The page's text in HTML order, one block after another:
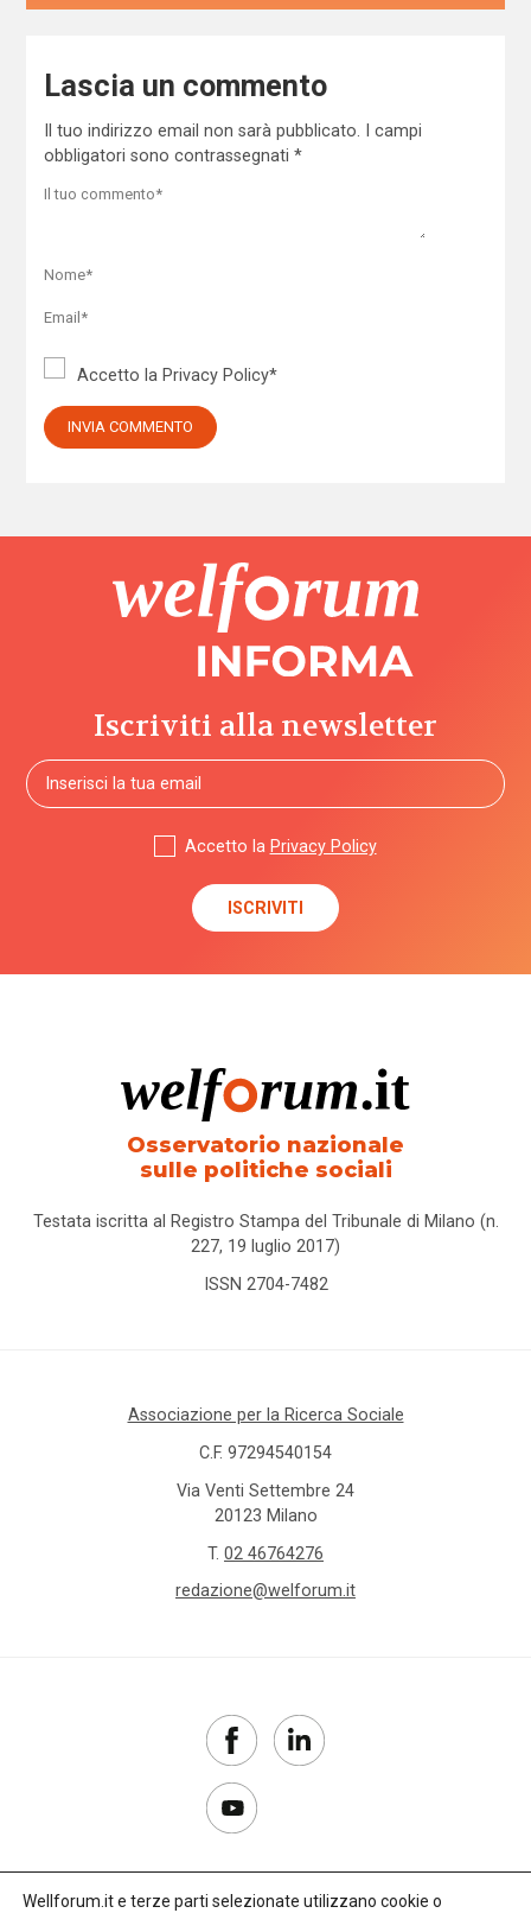
Lascia un commento
Il tuo indirizzo email non sarà pubblicato.
I campi
obbligatori sono contrassegnati *
Accetto la Privacy Policy*
Iscriviti alla newsletter
Accetto la Privacy Policy
Osservatorio nazionale
sulle politiche sociali
Testata iscritta al Registro Stampa del Tribunale di Milano (n.
227, 19 luglio 2017)
ISSN 2704-7482
Associazione per la Ricerca Sociale
C.F. 97294540154
Via Venti Settembre 24
20123 Milano
T. 02 46764276
redazione@welforum.it
Wellforum.it e terze parti selezionate utilizzano cookie o